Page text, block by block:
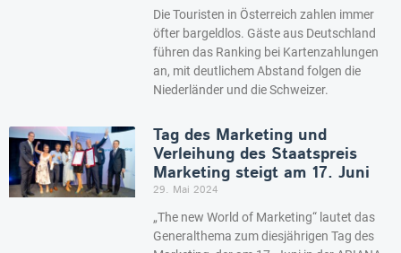
Die Touristen in Österreich zahlen immer
öfter bargeldlos. Gäste aus Deutschland
führen das Ranking bei Kartenzahlungen
an, mit deutlichem Abstand folgen die
Niederländer und die Schweizer.
Tag des Marketing und
Verleihung des Staatspreis
Marketing steigt am 17. Juni
29. Mai 2024
„The new World of Marketing“ lautet das
Generalthema zum diesjährigen Tag des